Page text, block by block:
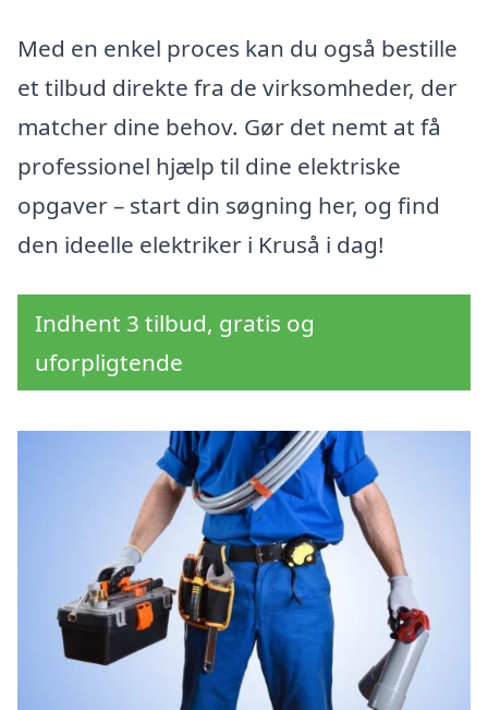
Med en enkel proces kan du også bestille
et tilbud direkte fra de virksomheder, der
matcher dine behov. Gør det nemt at få
professionel hjælp til dine elektriske
opgaver – start din søgning her, og find
den ideelle elektriker i Kruså i dag!
Indhent 3 tilbud, gratis og
uforpligtende